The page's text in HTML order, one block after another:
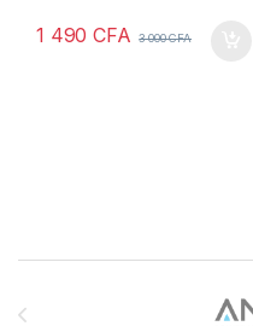
1 490CFA 3 000CFA